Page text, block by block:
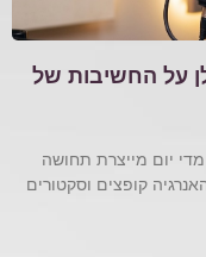
על החשיבות של
יום מייצרת תחושה
קופצים וסקטורים